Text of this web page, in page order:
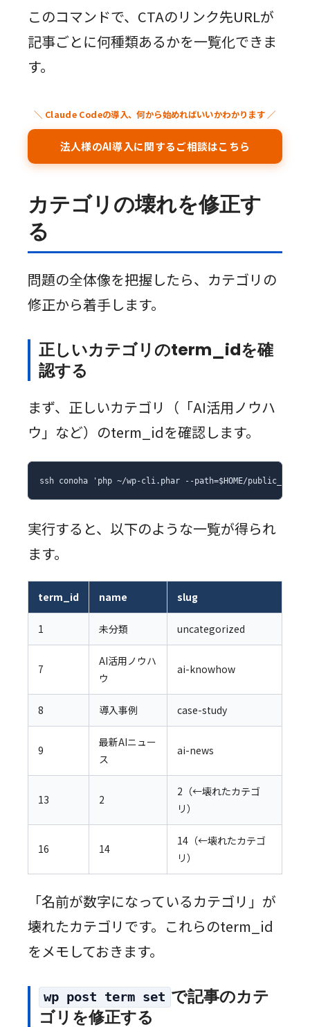
このコマンドで、CTAのリンク先URLが
記事ごとに何種類あるかを一覧化できま
す。
＼ Claude Codeの導入、何から始めればいいかわかります ／
法人様のAI導入に関するご相談はこちら
カテゴリの壊れを修正す
る
問題の全体像を把握したら、カテゴリの
修正から着手します。
正しいカテゴリのterm_idを確
認する
まず、正しいカテゴリ（「AI活用ノウハ
ウ」など）のterm_idを確認します。
ssh conoha 'php ~/wp-cli.phar --path=$HOME/
実行すると、以下のような一覧が得られ
ます。
term_id name slug
1 未分類 uncategorized
7
AI活用ノウハ
ウ
ai-knowhow
8 導入事例 case-study
9
最新AIニュー
ス
ai-news
13 2
2（←壊れたカテゴ
リ）
16 14
14（←壊れたカテゴ
リ）
「名前が数字になっているカテゴリ」が
壊れたカテゴリです。これらのterm_id
をメモしておきます。
wp post term set で記事のカテ
ゴリを修正する